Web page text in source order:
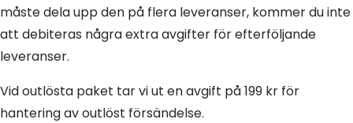
måste dela upp den på flera leveranser, kommer du inte
att debiteras några extra avgifter för efterföljande
leveranser.
Vid outlösta paket tar vi ut en avgift på 199 kr för
hantering av outlöst försändelse.